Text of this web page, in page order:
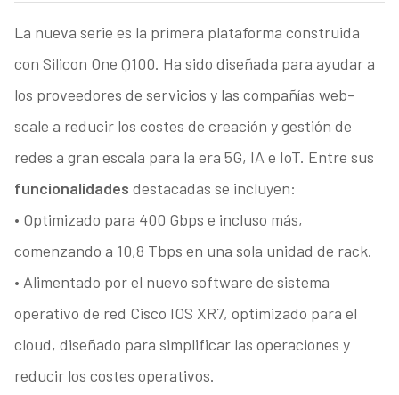
La nueva serie es la primera plataforma construida
con Silicon One Q100. Ha sido diseñada para ayudar a
los proveedores de servicios y las compañías web-
scale a reducir los costes de creación y gestión de
redes a gran escala para la era 5G, IA e IoT. Entre sus
funcionalidades destacadas se incluyen:
• Optimizado para 400 Gbps e incluso más,
comenzando a 10,8 Tbps en una sola unidad de rack.
• Alimentado por el nuevo software de sistema
operativo de red Cisco IOS XR7, optimizado para el
cloud, diseñado para simplificar las operaciones y
reducir los costes operativos.